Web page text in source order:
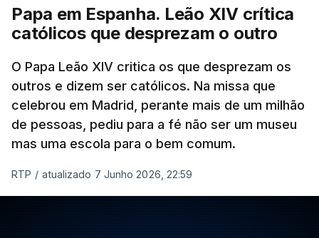
Papa em Espanha. Leão XIV crítica
católicos que desprezam o outro
O Papa Leão XIV critica os que desprezam os
outros e dizem ser católicos. Na missa que
celebrou em Madrid, perante mais de um milhão
de pessoas, pediu para a fé não ser um museu
mas uma escola para o bem comum.
RTP / atualizado 7 Junho 2026, 22:59